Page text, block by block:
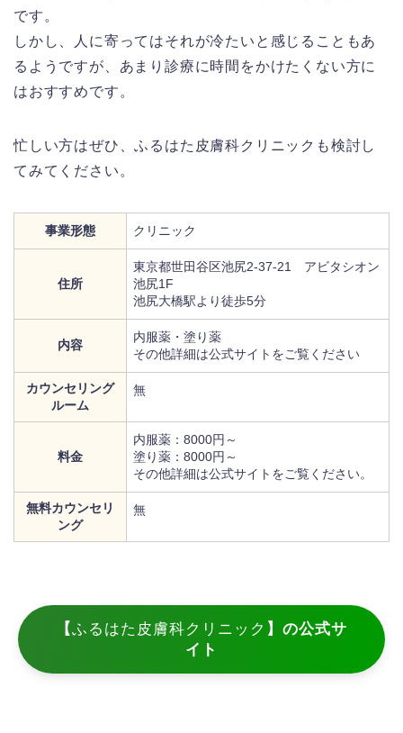
です。
しかし、人に寄ってはそれが冷たいと感じることもあ
るようですが、あまり診療に時間をかけたくない方に
はおすすめです。
忙しい方はぜひ、ふるはた皮膚科クリニックも検討し
てみてください。
事業形態 クリニック
住所
東京都世田谷区池尻2-37-21 アビタシオン
池尻1F
池尻大橋駅より徒歩5分
内容
内服薬・塗り薬
その他詳細は公式サイトをご覧ください
カウンセリング
ルーム
無
料金
内服薬：8000円～
塗り薬：8000円～
その他詳細は公式サイトをご覧ください。
無料カウンセリ
ング
無
【ふるはた皮膚科クリニック 】の公式サ
イト